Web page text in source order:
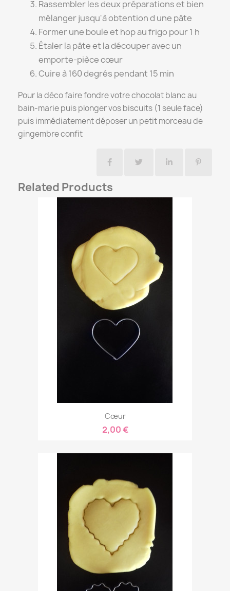
Rassembler les deux préparations et bien
mélanger jusqu'à obtention d une pâte
Former une boule et hop au frigo pour 1 h
Étaler la pâte et la découper avec un
emporte-pièce cœur
Cuire à 160 degrés pendant 15 min
Pour la déco faire fondre votre chocolat blanc au
bain-marie puis plonger vos biscuits (1 seule face)
puis immédiatement déposer un petit morceau de
gingembre confit
Related Products
Cœur
2,00 €